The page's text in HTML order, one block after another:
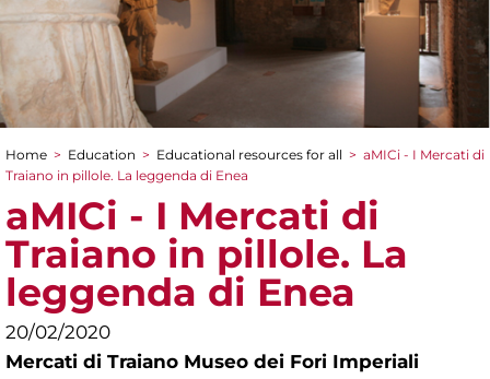
You are here
Home > Education > Educational resources for all > aMICi - I Mercati di
Traiano in pillole. La leggenda di Enea
aMICi - I Mercati di
Traiano in pillole. La
leggenda di Enea
20/02/2020
Mercati di Traiano Museo dei Fori Imperiali